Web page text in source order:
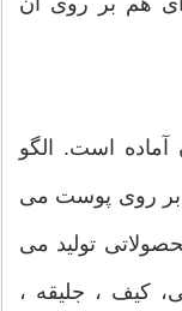
است. الگو
بر روی پوست می
تولید می
کیف ، جلیقه ،